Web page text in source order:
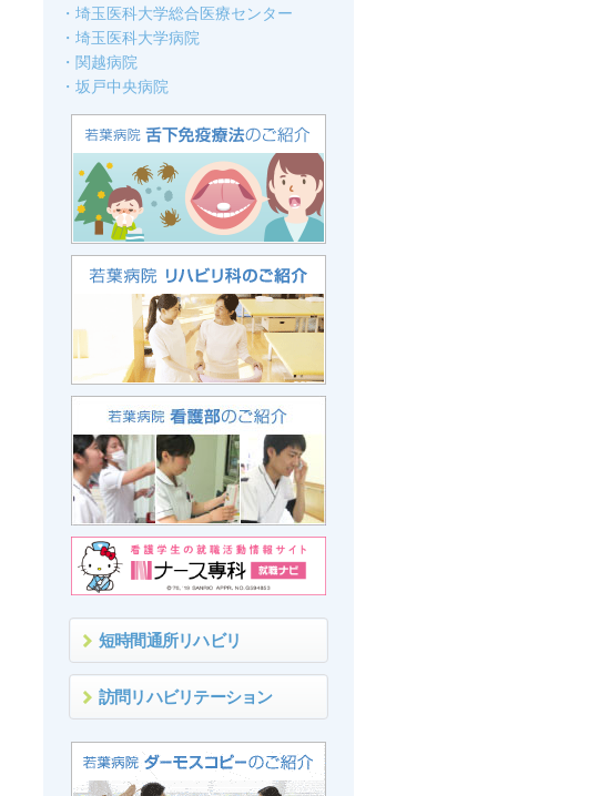
・埼玉医科大学総合医療センター
・埼玉医科大学病院
・関越病院
・坂戸中央病院
短時間通所リハビリ
訪問リハビリテーション